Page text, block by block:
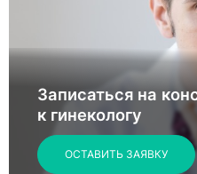
Записаться на
к гинекологу
ОСТАВИТЬ ЗАЯВКУ